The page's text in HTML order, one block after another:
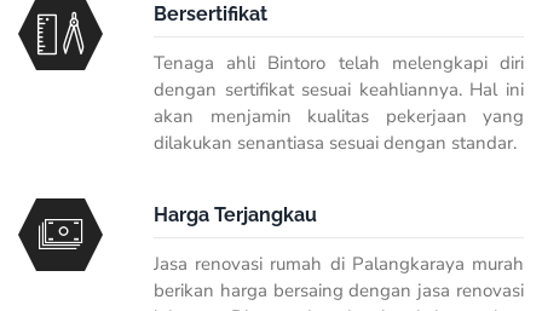
Bersertifikat
Tenaga ahli Bintoro telah melengkapi diri
dengan sertifikat sesuai keahliannya. Hal ini
akan menjamin kualitas pekerjaan yang
dilakukan senantiasa sesuai dengan standar.
Harga Terjangkau
Jasa renovasi rumah di Palangkaraya murah
berikan harga bersaing dengan jasa renovasi